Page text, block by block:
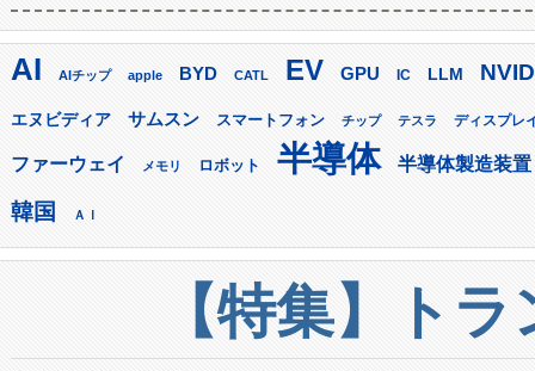
AI AIチップ apple BYD CATL EV GPU IC LLM
エヌビディア サムスン スマートフォン チップ テスラ ディスプレ
ファーウェイ メモリ ロボット 半導体 半導体製造装置
韓国 ＡＩ
【特集】ト